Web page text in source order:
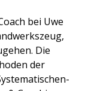
bei Uwe
Die
der